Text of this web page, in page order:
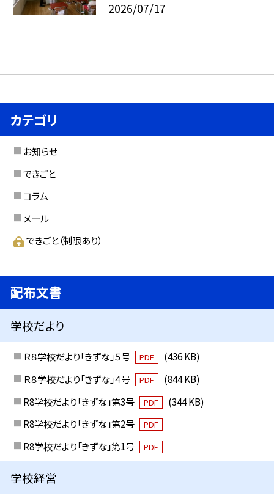
2026/07/17
カテゴリ
お知らせ
できごと
コラム
メール
できごと（制限あり）
配布文書
学校だより
Ｒ８学校だより「きずな」５号 PDF
(436 KB)
Ｒ８学校だより「きずな」４号
PDF
(844 KB)
R8学校だより「きずな」第3号
PDF
(344 KB)
R8学校だより「きずな」第2号
PDF
R8学校だより「きずな」第1号 PDF
学校経営